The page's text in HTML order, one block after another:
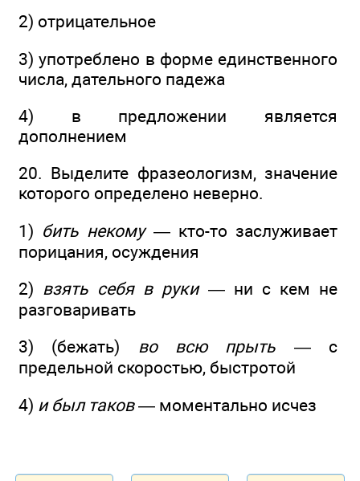
2) отрицательное
3) употреблено в форме единственного
числа, дательного падежа
4) в предложении является
дополнением
20. Выделите фразеологизм, значение
которого определено неверно.
1) бить некому— кто-то заслуживает
порицания, осуждения
2) взять себя в руки— ни с кем не
разговаривать
3) (бежать) во всю прыть — с
предельной скоростью, быстротой
4) и был таков— моментально исчез